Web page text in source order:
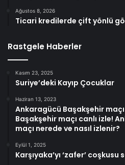
Ağustos 8, 2026
Ticari kredilerde çift yönlü
Rastgele Haberler
Kasım 23, 2025
Suriye’deki Kayıp Çocuklar
Haziran 13, 2023
Ankaragücü Başakşehir
Başakşehir maçı canlı izle!
maçı nerede ve nasıl izlenir?
Eylül 1, 2025
Karşıyaka’yı ‘zafer’ coşkusu